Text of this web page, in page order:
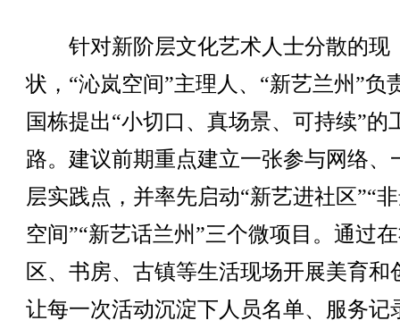
针对新阶层文化艺术人士分散的现
状，“沁岚空间”主理人、“新艺兰州”负
国栋提出“小切口、真场景、可持续”的
路。建议前期重点建立一张参与网络、
层实践点，并率先启动“新艺进社区”“
空间”“新艺话兰州”三个微项目。通过
区、书房、古镇等生活现场开展美育和
让每一次活动沉淀下人员名单、服务记